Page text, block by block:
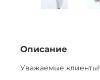
Описание
Уважаемые клиенты!